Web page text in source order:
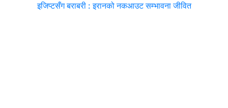
इजिप्टसँग बराबरी : इरानको नकआउट सम्भावना जीवित